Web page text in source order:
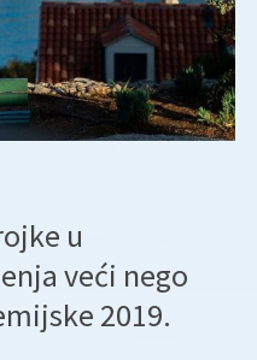
u
veći nego
2019.